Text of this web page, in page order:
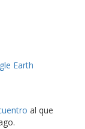
Earth
al que